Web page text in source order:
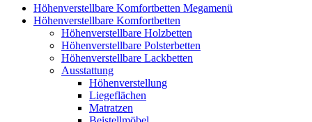
Höhenverstellbare Komfortbetten Megamenü
Höhenverstellbare Komfortbetten
Höhenverstellbare Holzbetten
Höhenverstellbare Polsterbetten
Höhenverstellbare Lackbetten
Ausstattung
Höhenverstellung
Liegeflächen
Matratzen